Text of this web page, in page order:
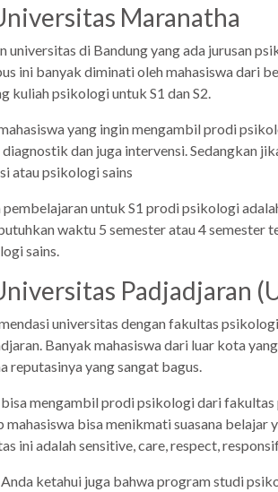
Maranatha
universitas di Bandung yang ada jurusan
ini banyak diminati oleh mahasiswa dari
kuliah psikologi untuk S1 dan S2.
yang ingin mengambil prodi
dan juga intervensi. Sedangkan
atau psikologi sains
pembelajaran untuk S1 prodi psikologi
waktu 5 semester atau 4
sains.
Padjadjaran
universitas dengan fakultas
Banyak mahasiswa dari luar kota
reputasinya yang sangat bagus.
mengambil prodi psikologi dari fakultas
mahasiswa bisa menikmati suasana belajar
ini adalah sensitive, care, respect,
ketahui juga bahwa program studi